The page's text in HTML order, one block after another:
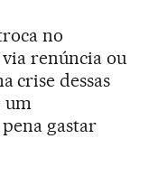
no
renúncia ou
crise dessas
um
gastar